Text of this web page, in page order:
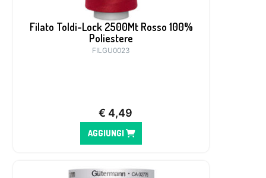
Filato Toldi-Lock 2500Mt Rosso 100%
Poliestere
FILGU0023
€ 4,49
AGGIUNGI